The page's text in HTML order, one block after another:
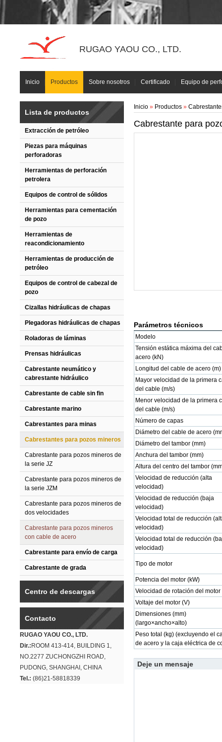
RUGAO YAOU CO., LTD.
Inicio Productos Sobre nosotros Certificado Equipo de
Lista de productos
Extracción de petróleo
Piezas para máquinas
perforadoras
Herramientas de perforación
petrolera
Equipos de control de sólidos
Herramientas para cementación
de pozo
Herramientas de
reacondicionamiento
Herramientas de producción de
petróleo
Equipos de control de cabezal de
pozo
Cizallas hidráulicas de chapas
Plegadoras hidráulicas de chapas
Roladoras de láminas
Prensas hidráulicas
Cabrestante neumático y
cabrestante hidráulico
Cabrestante de cable sin fin
Cabrestante marino
Cabrestantes para minas
Cabrestantes para pozos mineros
Cabrestante para pozos mineros de
la serie JZ
Cabrestante para pozos mineros de
la serie JZM
Cabrestante para pozos mineros de
dos velocidades
Cabrestante para pozos mineros
con cable de acero
Cabrestante para envío de carga
Cabrestante de grada
Centro de descargas
Contacto
RUGAO YAOU CO., LTD.
Dir.: ROOM 413-414, BUILDING 1,
NO.2277 ZUCHONGZHI ROAD,
PUDONG, SHANGHAI, CHINA
Tel.: (86)21-58818339
Inicio » Productos »
Cabrestante para
Parámetros técnicos
Modelo
Tensión estática máxima del
acero (kN)
Longitud del cable de acero (m)
Mayor velocidad de la primera
del cable (m/s)
Menor velocidad de la primera
del cable (m/s)
Número de capas
Diámetro del cable de acero
Diámetro del tambor (mm)
Anchura del tambor (mm)
Altura del centro del tambor
Velocidad de reducción (alta
velocidad)
Velocidad de reducción (baja
velocidad)
Velocidad total de reducción
velocidad)
Velocidad total de reducción
velocidad)
Tipo de motor
Potencia del motor (kW)
Velocidad de rotación del motor
Voltaje del motor (V)
Dimensiones (mm)
(largo×ancho×alto)
Peso total (kg) (excluyendo el
de acero y la caja eléctrica de
Deje un mensaje